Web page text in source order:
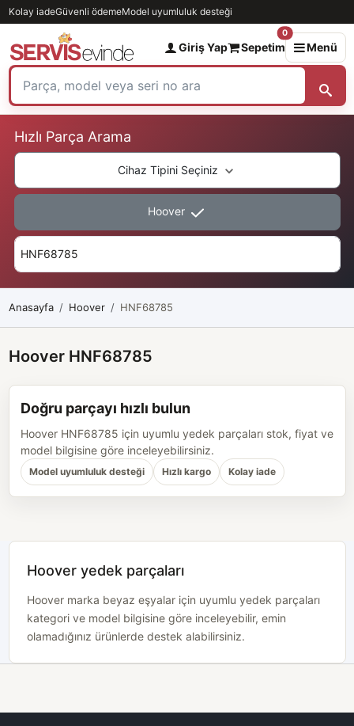
Kolay iadeGüvenli ödemeModel uyumluluk desteği
Giriş Yap Sepetim
0
Menü
Hızlı Parça Arama
Cihaz Tipini Seçiniz
Hoover
Anasayfa Hoover HNF68785
Hoover HNF68785
Doğru parçayı hızlı bulun
Hoover HNF68785 için uyumlu yedek parçaları stok, fiyat ve
model bilgisine göre inceleyebilirsiniz.
Model uyumluluk desteği Hızlı kargo Kolay iade
Hoover yedek parçaları
Hoover marka beyaz eşyalar için uyumlu yedek parçaları
kategori ve model bilgisine göre inceleyebilir, emin
olamadığınız ürünlerde destek alabilirsiniz.